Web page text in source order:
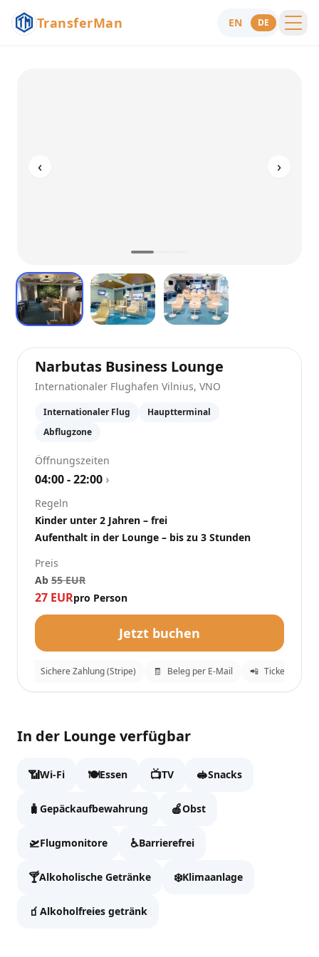
TransferMan EN DE
‹ ›
Narbutas Business Lounge
Internationaler Flughafen Vilnius, VNO
Internationaler Flug
Hauptterminal
Abflugzone
Öffnungszeiten
04:00 - 22:00 ›
Regeln
Kinder unter 2 Jahren – frei
Aufenthalt in der Lounge – bis zu 3 Stunden
Preis
Ab 55 EUR
27 EURpro Person
Jetzt buchen
Sichere Zahlung (Stripe) 🧾 Beleg per E-Mail 📲 Tickets an
Narbutas Business Lounge
Fülle die Daten aus, um zur Kasse zu gehen.
Vollständiger Name
Email
WhatsApp
In der Lounge verfügbar
📶Wi-Fi 🍽️Essen 📺TV 🥪Snacks
🧳 Gepäckaufbewahrung 🍎Obst
🛫Flugmonitore ♿Barrierefrei
🍸Alkoholische Getränke ❄️Klimaanlage
🧃 Alkoholfreies getränk